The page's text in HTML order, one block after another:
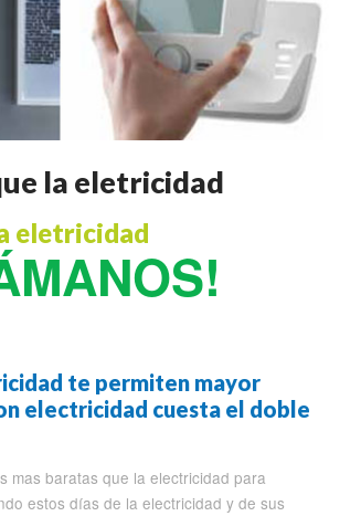
la eletricidad
eletricidad
te permiten mayor
electricidad cuesta el doble
mas baratas que la electricidad para
estos días de la electricidad y de sus